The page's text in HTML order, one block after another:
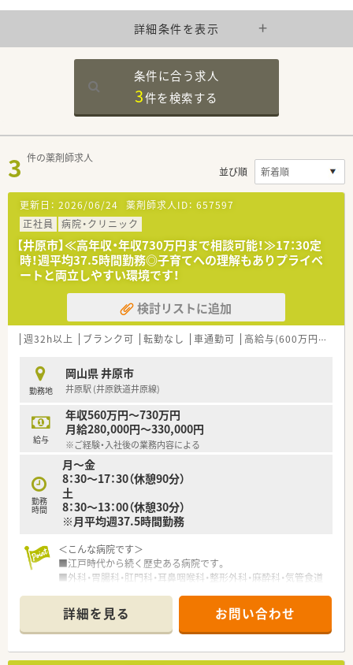
詳細条件を表示
条件に合う求人
3件を検索する
3 件の薬剤師求人
並び順
更新日： 2026/06/24 薬剤師求人ID： 657597
正社員
病院・クリニック
【井原市】≪高年収・年収730万円まで相談可能！≫17：30定
時！週平均37.5時間勤務◎子育てへの理解もありプライベ
ートと両立しやすい環境です！
検討リストに追加
週32h以上 ブランク可 転勤なし 車通勤可 高給与(600万円以上)
勤務地
岡山県 井原市
井原駅 (井原鉄道井原線)
給与
年収560万円～730万円
月給280,000円～330,000円
※ご経験・入社後の業務内容による
勤務
時間
月～金
8：30～17：30（休憩90分）
土
8：30～13：00（休憩30分）
※月平均週37.5時間勤務
＜こんな病院です＞
■江戸時代から続く歴史ある病院です。
■外科・胃腸科・肛門科・耳鼻咽喉科・整形外科・麻酔科・気管食道
■育児にも理解ある職場環境で、子育てをしながら活躍されてい
る医療従事者の方が多く在籍しています。
■18時閉院ですが薬剤師の方のシフトは17時半までとなりま
す。
詳細を見る お問い合わせ